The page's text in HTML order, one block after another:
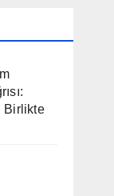
Birlikte